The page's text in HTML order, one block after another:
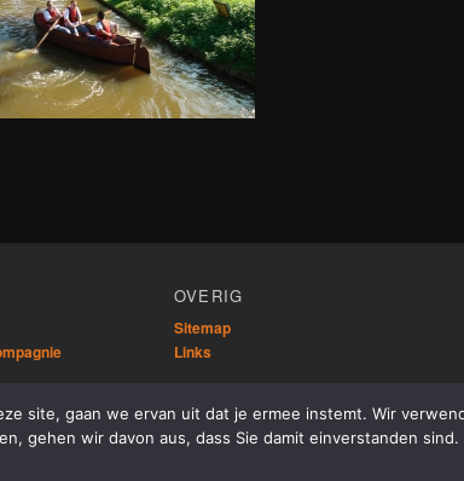
OVERIG
Sitemap
Links
site, gaan we ervan uit dat je ermee instemt. Wir
gehen wir davon aus, dass Sie damit einverstanden sind.